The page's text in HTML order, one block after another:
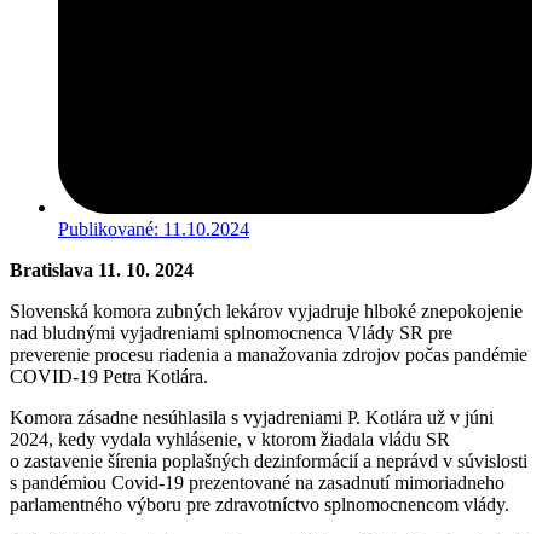
Publikované: 11.10.2024
Bratislava 11. 10. 2024
Slovenská komora zubných lekárov vyjadruje hlboké znepokojenie
nad bludnými vyjadreniami splnomocnenca Vlády SR pre
preverenie procesu riadenia a manažovania zdrojov počas pandémie
COVID-19 Petra Kotlára.
Komora zásadne nesúhlasila s vyjadreniami P. Kotlára už v júni
2024, kedy vydala vyhlásenie, v ktorom žiadala vládu SR
o zastavenie šírenia poplašných dezinformácií a neprávd v súvislosti
s pandémiou Covid-19 prezentované na zasadnutí mimoriadneho
parlamentného výboru pre zdravotníctvo splnomocnencom vlády.